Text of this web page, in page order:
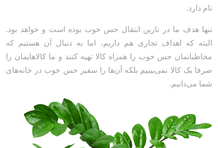
نام دارد.
تنها هدف ما در نارین انتقال حس خوب بوده است و خواهد بود.
البته که اهداف تجاری هم داریم، اما به دنبال آن هستیم که
مخاطبانمان حس خوب را همراه کالا تهیه کنند و ما کالاهایمان را
صرفا یک کالا نمی‌بینیم بلکه آن‌ها را سفیر حس خوب در خانه‌های
شما می‌دانیم.